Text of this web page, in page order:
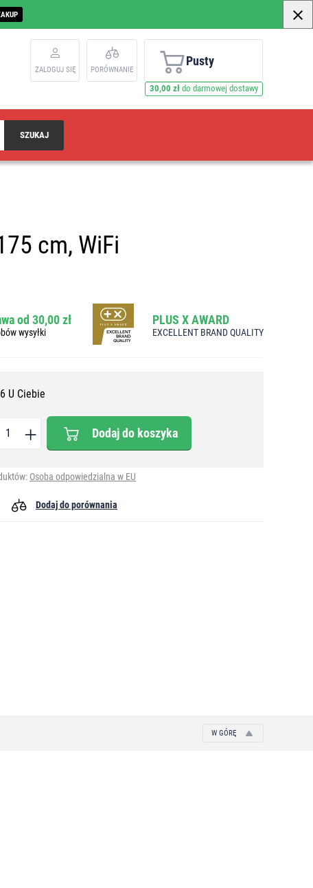
ZALOGUJ SIĘ PORÓWNANIE
Pusty
30,00 złdo darmowej dostawy
SZUKAJ
cm, WiFi
od 30,00 zł
wysyłki
PLUS X AWARD
EXCELLENT BRAND QUALITY
U Ciebie
Dodaj do koszyka
Osoba odpowiedzialna w EU
Dodaj do porównania
W GÓRĘ